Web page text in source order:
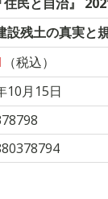
設残土の真実と
（税込）
10月15日